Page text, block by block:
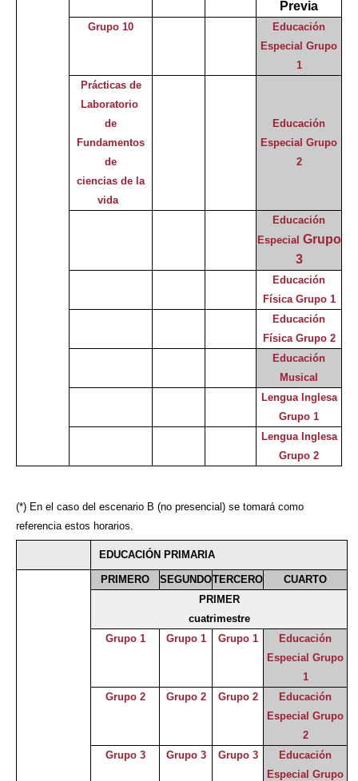
Previa
Grupo 10
Educación
Especial Grupo
1
Prácticas de
Laboratorio
de
Fundamentos
de
ciencias de la
vida
Educación
Especial Grupo
2
Educación
Especial Grupo
3
Educación
Física Grupo 1
Educación
Física Grupo 2
Educación
Musical
Lengua Inglesa
Grupo 1
Lengua Inglesa
Grupo 2
(*) En el caso del escenario B (no presencial) se tomará como
referencia estos horarios.
EDUCACIÓN PRIMARIA
PRIMERO SEGUNDOTERCERO
CUARTO
PRIMER
cuatrimestre
Grupo 1
Grupo 1 Grupo 1
Educación
Especial Grupo
1
Grupo 2
Grupo 2 Grupo 2
Educación
Especial Grupo
2
Grupo 3
Grupo 3 Grupo 3
Educación
Especial Grupo